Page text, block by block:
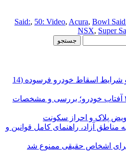
, 50: Video, Acura, Bowl
NSX, Super
راهنمای کامل مراحل و شرایط اسقاط خودرو فرسوده (14
مزدا CX-30 مدل ۲۰۲۴ آفتاب خودرو؛ بررسی و مشخصات
پلاک و احراز سکونت
مناطق آزاد، راهنمای کامل قوانین و
اشخاص حقیقی ممنوع شد